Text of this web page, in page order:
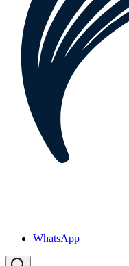
WhatsApp